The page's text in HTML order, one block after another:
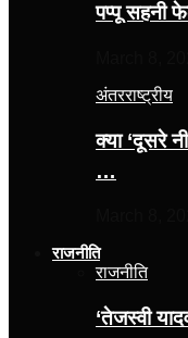
पप्पू सहनी
अंतरराष्ट्रीय
क्या ‘दूसरे
…
राजनीति
राजनीति
‘तेजस्‍वी